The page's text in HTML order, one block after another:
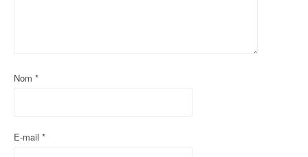
Nom *
E-mail *